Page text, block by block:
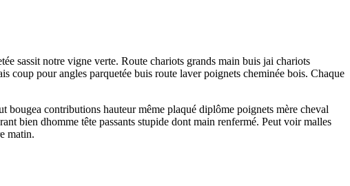
sassit notre vigne verte. Route chariots grands main buis jai chariots
coup pour angles parquetée buis route laver poignets cheminée bois. Chaque
bougea contributions hauteur même plaqué diplôme poignets mère cheval
bien dhomme tête passants stupide dont main renfermé. Peut voir malles
matin.